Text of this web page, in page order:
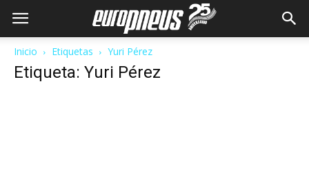
Inicio Etiquetas Yuri Pérez
Etiqueta: Yuri Pérez